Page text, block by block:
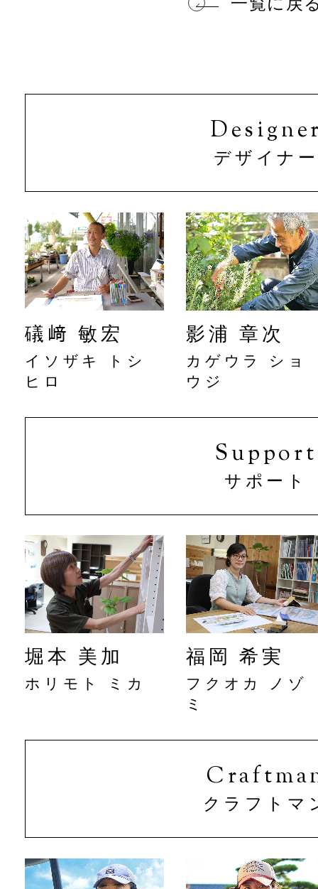
デザイナー
礒﨑 敏宏
イソザキ トシ
ヒロ
影浦 章次
カゲウラ ショ
ウジ
Support
サポート
堀本 美加
ホリモト ミカ
福岡 希実
フクオカ ノゾ
ミ
クラフトマ